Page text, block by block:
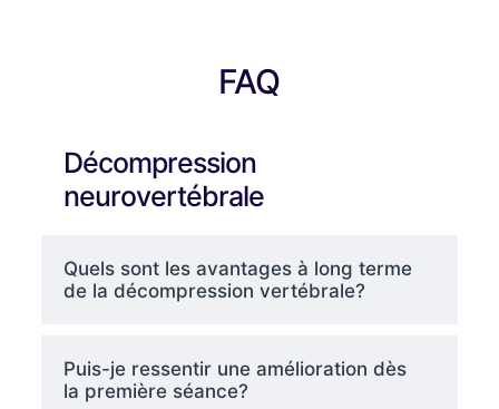
FAQ
Décompression
neurovertébrale
Quels sont les avantages à long terme
de la décompression vertébrale?
Puis-je ressentir une amélioration dès
la première séance?